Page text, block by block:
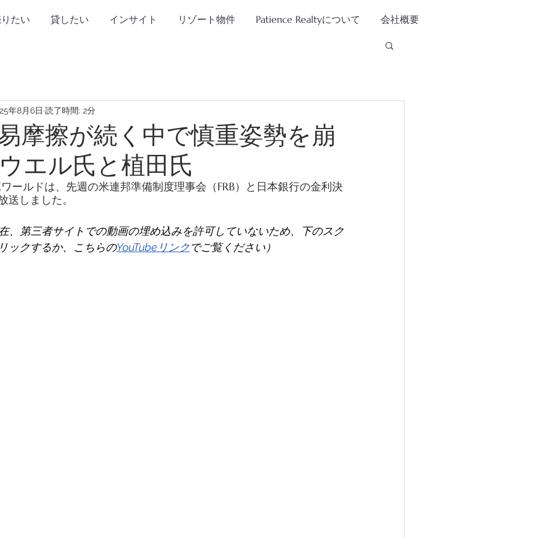
たい 貸したい インサイト リゾート物件 Patience Realtyについて 会社概要
摩擦が続く中で慎重姿勢を崩
エル氏と植田氏
年8月6日 読了時間: 2分
ールドは、先週の米連邦準備制度理事会（FRB）と日本銀行の金利決
送しました。
、第三者サイトでの動画の埋め込みを許可していないため、下のスク
ックするか、こちらのYouTubeリンクでご覧ください）